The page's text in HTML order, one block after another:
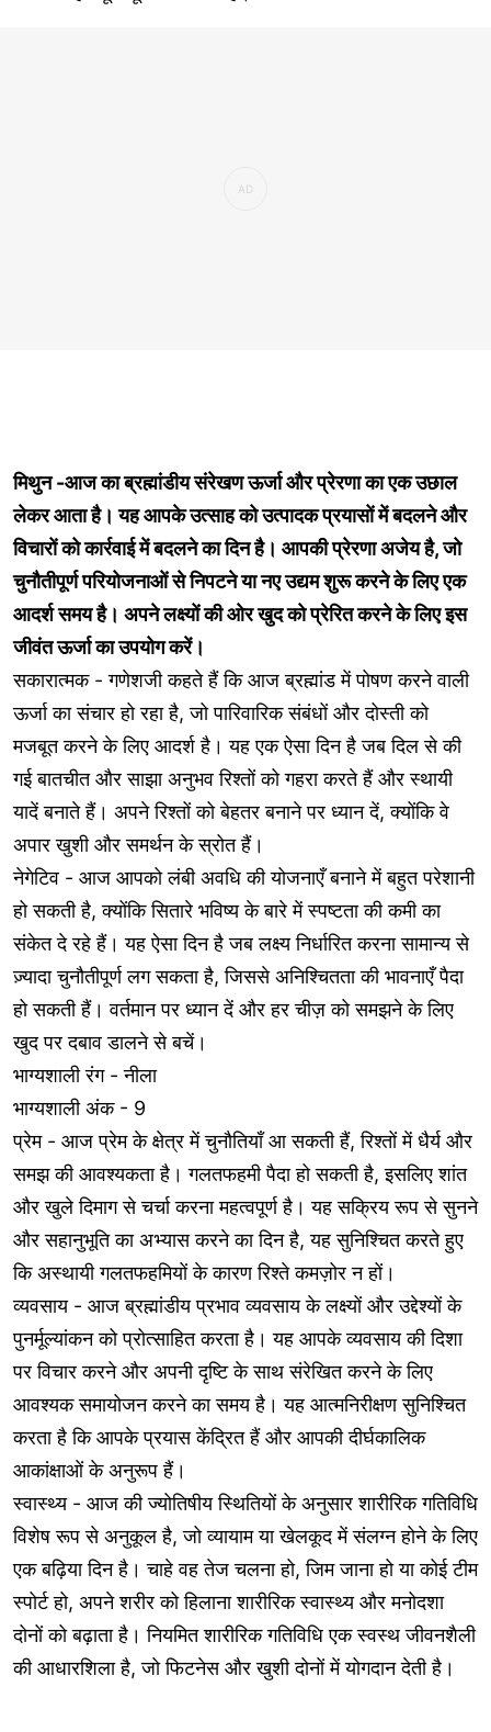
मिथुन -आज का ब्रह्मांडीय संरेखण ऊर्जा और प्रेरणा का एक उछाल
लेकर आता है। यह आपके उत्साह को उत्पादक प्रयासों में बदलने और
विचारों को कार्रवाई में बदलने का दिन है। आपकी प्रेरणा अजेय है, जो
चुनौतीपूर्ण परियोजनाओं से निपटने या नए उद्यम शुरू करने के लिए एक
आदर्श समय है। अपने लक्ष्यों की ओर खुद को प्रेरित करने के लिए इस
जीवंत ऊर्जा का उपयोग करें।
सकारात्मक - गणेशजी कहते हैं कि आज ब्रह्मांड में पोषण करने वाली
ऊर्जा का संचार हो रहा है, जो पारिवारिक संबंधों और दोस्ती को
मजबूत करने के लिए आदर्श है। यह एक ऐसा दिन है जब दिल से की
गई बातचीत और साझा अनुभव रिश्तों को गहरा करते हैं और स्थायी
यादें बनाते हैं। अपने रिश्तों को बेहतर बनाने पर ध्यान दें, क्योंकि वे
अपार खुशी और समर्थन के स्रोत हैं।
नेगेटिव - आज आपको लंबी अवधि की योजनाएँ बनाने में बहुत परेशानी
हो सकती है, क्योंकि सितारे भविष्य के बारे में स्पष्टता की कमी का
संकेत दे रहे हैं। यह ऐसा दिन है जब लक्ष्य निर्धारित करना सामान्य से
ज़्यादा चुनौतीपूर्ण लग सकता है, जिससे अनिश्चितता की भावनाएँ पैदा
हो सकती हैं। वर्तमान पर ध्यान दें और हर चीज़ को समझने के लिए
खुद पर दबाव डालने से बचें।
भाग्यशाली रंग - नीला
भाग्यशाली अंक - 9
प्रेम - आज प्रेम के क्षेत्र में चुनौतियाँ आ सकती हैं, रिश्तों में धैर्य और
समझ की आवश्यकता है। गलतफहमी पैदा हो सकती है, इसलिए शांत
और खुले दिमाग से चर्चा करना महत्वपूर्ण है। यह सक्रिय रूप से सुनने
और सहानुभूति का अभ्यास करने का दिन है, यह सुनिश्चित करते हुए
कि अस्थायी गलतफहमियों के कारण रिश्ते कमज़ोर न हों।
व्यवसाय - आज ब्रह्मांडीय प्रभाव व्यवसाय के लक्ष्यों और उद्देश्यों के
पुनर्मूल्यांकन को प्रोत्साहित करता है। यह आपके व्यवसाय की दिशा
पर विचार करने और अपनी दृष्टि के साथ संरेखित करने के लिए
आवश्यक समायोजन करने का समय है। यह आत्मनिरीक्षण सुनिश्चित
करता है कि आपके प्रयास केंद्रित हैं और आपकी दीर्घकालिक
आकांक्षाओं के अनुरूप हैं।
स्वास्थ्य - आज की ज्योतिषीय स्थितियों के अनुसार शारीरिक गतिविधि
विशेष रूप से अनुकूल है, जो व्यायाम या खेलकूद में संलग्न होने के लिए
एक बढ़िया दिन है। चाहे वह तेज चलना हो, जिम जाना हो या कोई टीम
स्पोर्ट हो, अपने शरीर को हिलाना शारीरिक स्वास्थ्य और मनोदशा
दोनों को बढ़ाता है। नियमित शारीरिक गतिविधि एक स्वस्थ जीवनशैली
की आधारशिला है, जो फिटनेस और खुशी दोनों में योगदान देती है।